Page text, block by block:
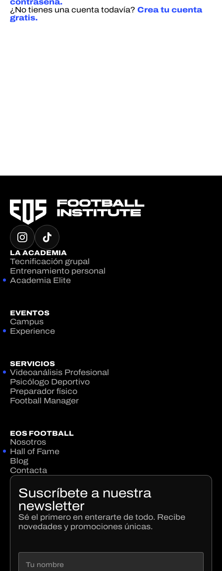
contraseña.
¿No tienes una cuenta todavía? Crea tu cuenta
gratis.
LA ACADEMIA
Tecnificación grupal
Entrenamiento personal
Academia Elite
EVENTOS
Campus
Experience
SERVICIOS
Videoanálisis Profesional
Psicólogo Deportivo
Preparador físico
Football Manager
EOS FOOTBALL
Nosotros
Hall of Fame
Blog
Contacta
Suscríbete a nuestra
newsletter
Sé el primero en enterarte de todo. Recibe
novedades y promociones únicas.